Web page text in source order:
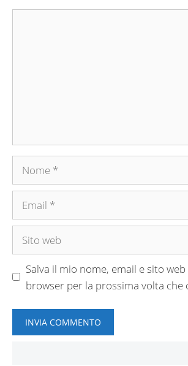
Salva il mio nome, email e sito
browser per la prossima volta che